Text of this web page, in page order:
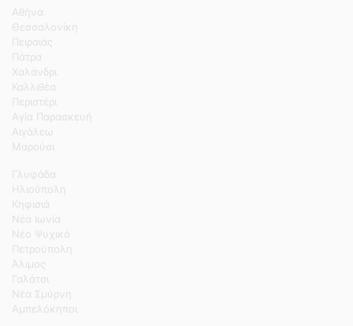
Αθήνα
Θεσσαλονίκη
Πειραιάς
Πάτρα
Χαλάνδρι
Καλλιθέα
Περιστέρι
Αγία Παρασκευή
Αιγάλεω
Μαρούσι
Γλυφάδα
Ηλιούπολη
Κηφισιά
Νέα Ιωνία
Νέο Ψυχικό
Πετρούπολη
Άλιμος
Γαλάτσι
Νέα Σμύρνη
Αμπελόκηποι